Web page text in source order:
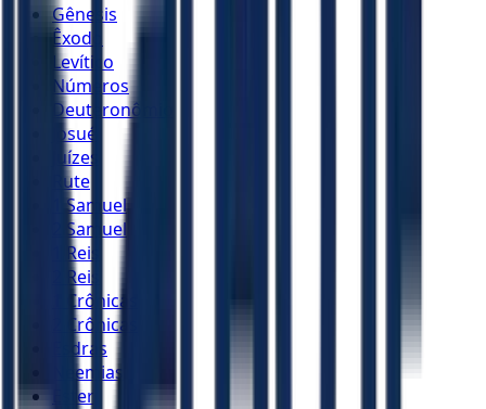
Gênesis
Êxodo
Levítico
Números
Deuteronômio
Josué
Juízes
Rute
1 Samuel
2 Samuel
1 Reis
2 Reis
1 Crônicas
2 Crônicas
Esdras
Neemias
Ester